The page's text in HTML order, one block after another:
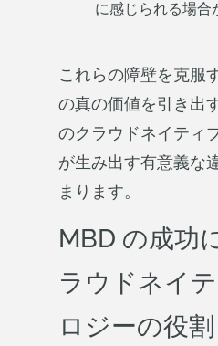
に感じられる場合
これらの障壁を克服
の真の価値を引き出
のクラウドネイティ
が生み出す有意義な
まります。
MBD の成功
ラウドネイ
ロジーの役割